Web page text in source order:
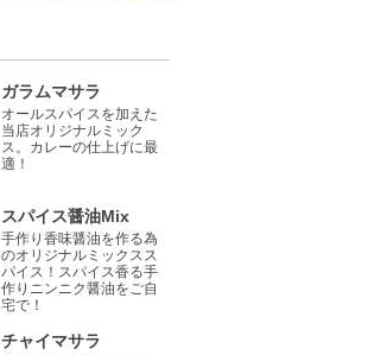
ガラムマサラ
オールスパイスを加えた
当店オリジナルミック
ス。カレーの仕上げに最
適！
スパイス醤油Mix
手作り香味醤油を作る為
のオリジナルミックスス
パイス！スパイス香る手
作りニンニク醤油をご自
宅で！
チャイマサラ